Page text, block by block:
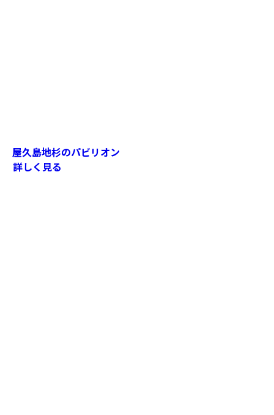
屋久島地杉のパビリオン
詳しく見る